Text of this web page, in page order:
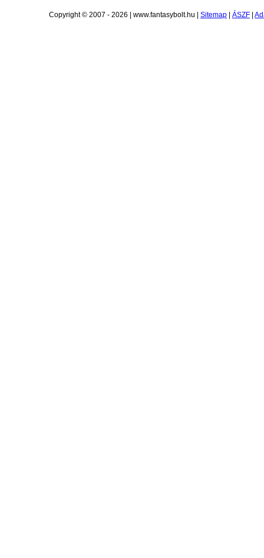
Copyright © 2007 - 2026 | www.fantasybolt.hu | Sitemap ÁSZF